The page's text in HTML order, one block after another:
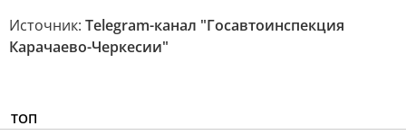
Источник: Telegram-канал "Госавтоинспекция
Карачаево-Черкесии"
ТОП